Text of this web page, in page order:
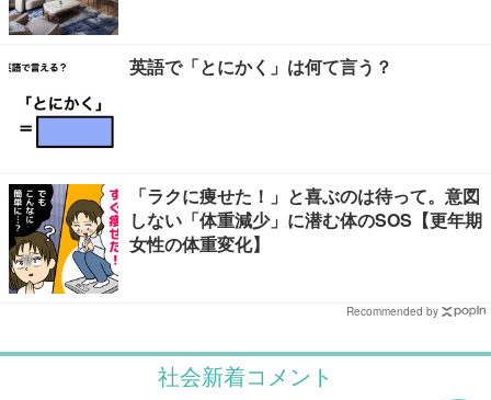
英語で「とにかく」は何て言う？
「ラクに痩せた！」と喜ぶのは待って。意図
しない「体重減少」に潜む体のSOS【更年期
女性の体重変化】
Recommended by